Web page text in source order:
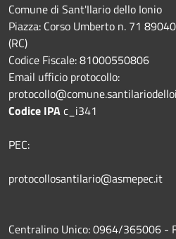
Comune di Sant'Ilario dello Ionio
Piazza: Corso Umberto n. 71
(RC)
Codice Fiscale: 81000550806
Email ufficio protocollo:
Codice IPAc_i341
PEC:
protocollosantilario@asmepec.it
Centralino Unico: 0964/365006 -